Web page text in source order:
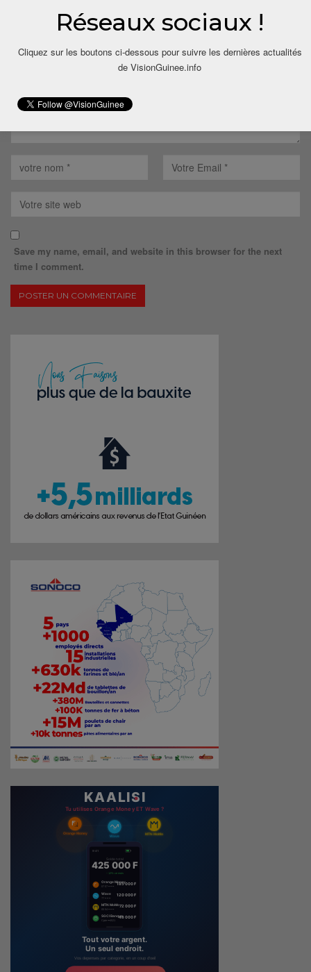
Votre adresse email ne sera pas publiée.
Save my name, email, and website in this browser for the next
time I comment.
Réseaux sociaux !
Cliquez sur les boutons ci-dessous pour suivre les dernières actualités
de VisionGuinee.info